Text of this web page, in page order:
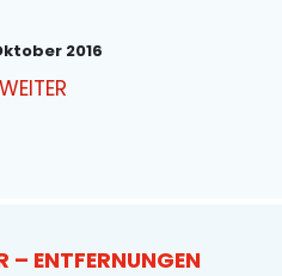
2016
WEITER
– ENTFERNUNGEN